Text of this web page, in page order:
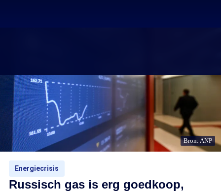
Bron: ANP
Energiecrisis
Russisch gas is erg goedkoop,